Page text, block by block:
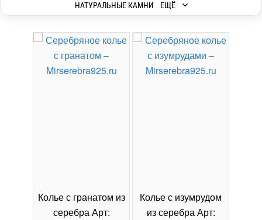
НАТУРАЛЬНЫЕ КАМНИ
ЕЩЁ
Колье с гранатом из
серебра Арт:
Колье с изумрудом
из серебра Арт: